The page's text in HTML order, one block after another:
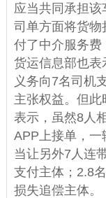
应当共同承担
司单方面将货物
付了中介服务费
货运信息部也
义务向7名司机
主张权益。但
表示，虽然8人
APP上接单，一
当让另外7人连
支付主体；2.8
损失追偿主体。